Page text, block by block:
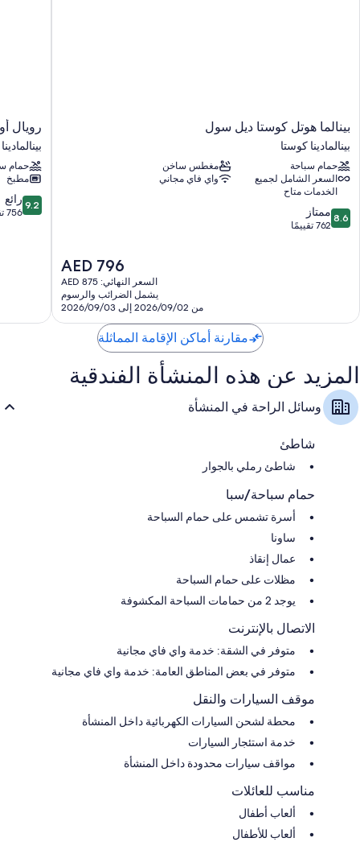
بينالما
هوتل
كوستا
ديل
سول
بينالمادينا
كوستا
بينالما هوتل كوستا ديل سول
بينالمادينا كوستا
حمام سباحة
مغطس ساخن
السعر الشامل لجميع
الخدمات متاح
واي فاي مجاني
8.6
من
8.6 ممتاز
762 تقييمًا
السعر
الحالي
هو
AED
796
AED 796
السعر النهائي: AED 875
يشمل الضرائب والرسوم
من 2026/09/02 إلى 2026/09/03
رويال
أواسيس
كلوب
آت
بويبلو
كوينتا
بينالمادينا
رويال
حمام
مطبخ
9.2
من
9.2 رائع
756 تقييمًا
مقارنة أماكن الإقامة المماثلة
المزيد عن هذه المنشأة الفندقية
وسائل الراحة في المنشأة
شاطئ
شاطئ رملي بالجوار
حمام سباحة/سبا
أسرة تشمس على حمام السباحة
ساونا
عمال إنقاذ
مظلات على حمام السباحة
يوجد 2 من حمامات السباحة المكشوفة
الاتصال بالإنترنت
متوفر في الشقة: خدمة واي فاي مجانية
متوفر في بعض المناطق العامة: خدمة واي فاي مجانية
موقف السيارات والنقل
محطة لشحن السيارات الكهربائية داخل المنشأة
خدمة استئجار السيارات
مواقف سيارات محدودة داخل المنشأة
مناسب للعائلات
ألعاب أطفال
ألعاب للأطفال